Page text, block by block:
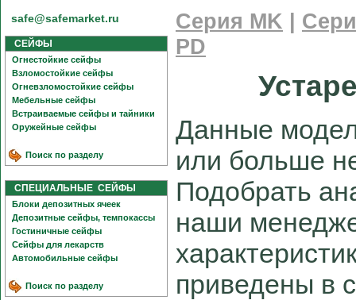
safe@safemarket.ru
СЕЙФЫ
Огнестойкие сейфы
Взломостойкие сейфы
Огневзломостойкие сейфы
Мебельные сейфы
Встраиваемые сейфы и тайники
Оружейные сейфы
Поиск по разделу
СПЕЦИАЛЬНЫЕ СЕЙФЫ
Блоки депозитных ячеек
Депозитные сейфы, темпокассы
Гостиничные сейфы
Сейфы для лекарств
Автомобильные сейфы
Поиск по разделу
Серия MK
PD
Данные
или больше
Подобрать
наши
приведены в